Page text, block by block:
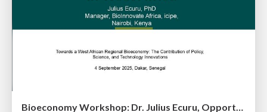
Bioeconomy Workshop: Dr. Julius Ecuru, Opportunities for a Bioeconomy in West Africa